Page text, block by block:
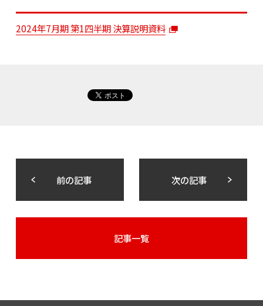
2024年7月期 第1四半期 決算説明資料
前の記事 次の記事
記事一覧